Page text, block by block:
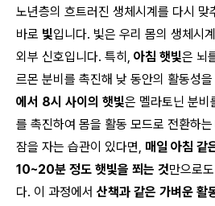
노년층의 흐트러진 생체시계를 다시 맞
바로 빛입니다. 빛은 우리 몸의 생체시
외부 신호입니다. 특히, 아침 햇빛은 뇌
르몬 분비를 촉진해 낮 동안의 활동성
에서 8시 사이의 햇빛은 멜라토닌 분비
를 촉진하여 몸을 활동 모드로 전환하
잠을 자는 습관이 있다면, 매일 아침 같
10~20분 정도 햇빛을 쬐는 것만으로
다. 이 과정에서 산책과 같은 가벼운 활